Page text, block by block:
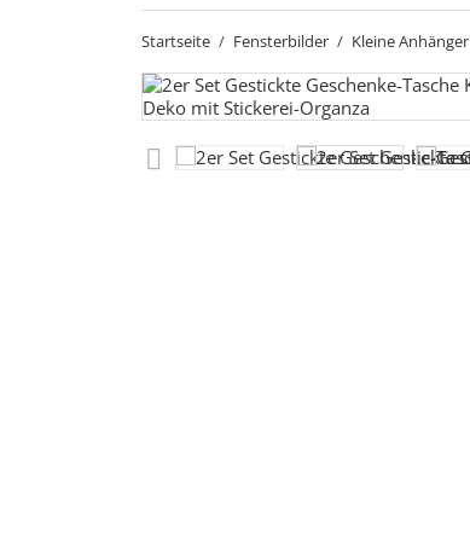
Startseite Fensterbilder Kleine Anhänger